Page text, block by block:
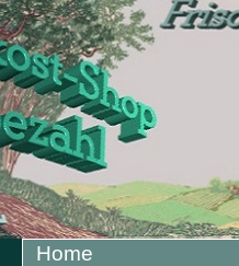
Home